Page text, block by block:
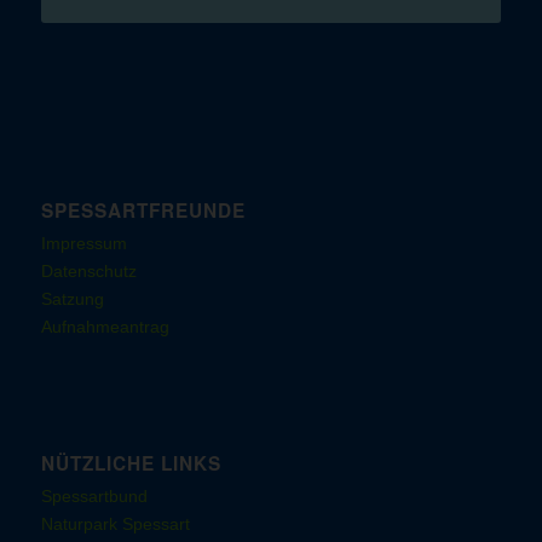
SPESSARTFREUNDE
Impressum
Datenschutz
Satzung
Aufnahmeantrag
NÜTZLICHE LINKS
Spessartbund
Naturpark Spessart